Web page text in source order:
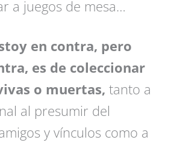
a juegos de mesa…
en contra, pero
es de coleccionar
o muertas,tanto a
al presumir del
y vínculos como a